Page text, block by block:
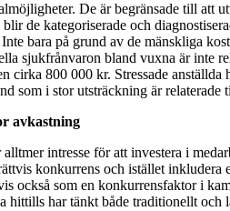
De är begränsade till
de kategoriserade och
bara på grund av de mänskliga
sjukfrånvaron bland vuxna är
cirka 800 000 kr. Stressade
som i stor utsträckning är relaterade
avkastning
intresse för att investera i
konkurrens och istället
också som en konkurrensfaktor i
hittills har tänkt både traditionellt och